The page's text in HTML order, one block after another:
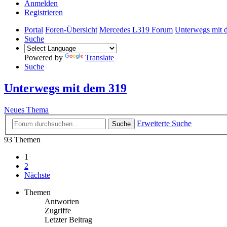
Anmelden
Registrieren
Portal Foren-Übersicht Mercedes L319 Forum Unterwegs mit
Suche
Powered by
Translate
Suche
Unterwegs mit dem 319
Neues Thema
Suche
Erweiterte Suche
93 Themen
1
2
Nächste
Themen
Antworten
Zugriffe
Letzter Beitrag